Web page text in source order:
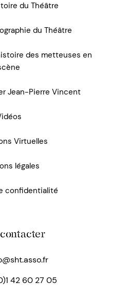
du Théâtre
du Théâtre
des metteuses en
Jean-Pierre Vincent
Virtuelles
légales
confidentialité
42 60 27 05